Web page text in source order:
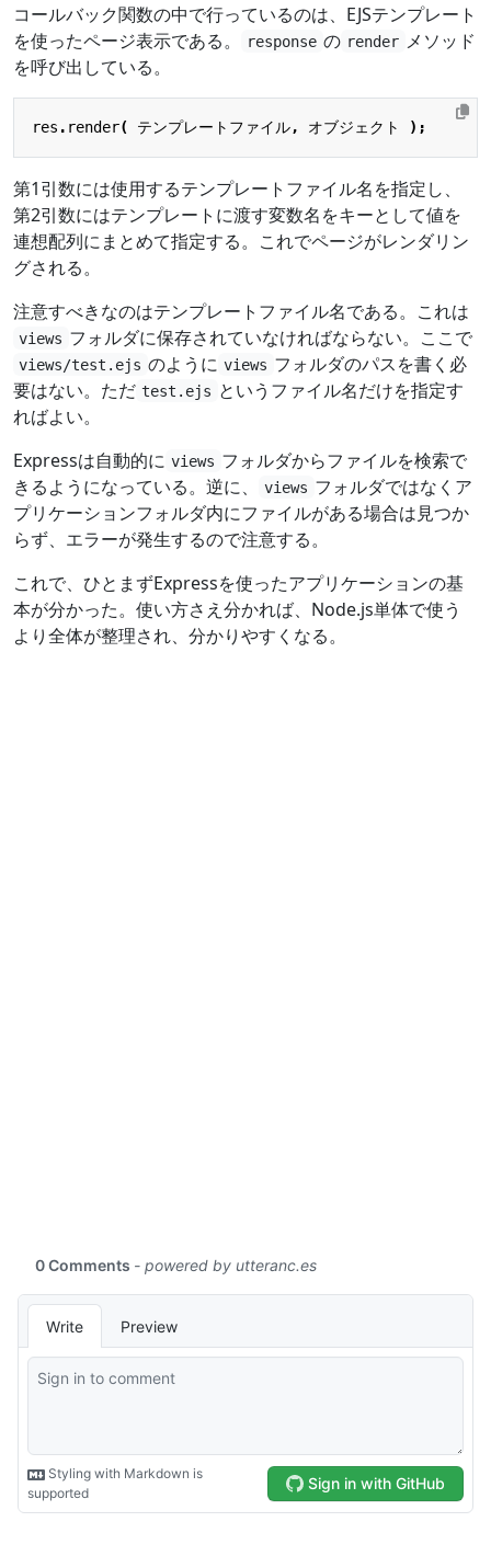
コールバック関数の中で行っているのは、EJSテンプレート
を使ったページ表示である。
response の render メソッド
を呼び出している。
res . render( テンプレートファイル, オブジェクト );
第1引数には使用するテンプレートファイル名を指定し、
第2引数にはテンプレートに渡す変数名をキーとして値を
連想配列にまとめて指定する。これでページがレンダリン
グされる。
注意すべきなのはテンプレートファイル名である。これは
views フォルダに保存されていなければならない。ここで
views/test.ejs のように views フォルダのパスを書く必
要はない。ただ test.ejs というファイル名だけを指定す
ればよい。
Expressは自動的に views フォルダからファイルを検索で
きるようになっている。逆に、
views フォルダではなくア
プリケーションフォルダ内にファイルがある場合は見つか
らず、エラーが発生するので注意する。
これで、ひとまずExpressを使ったアプリケーションの基
本が分かった。使い方さえ分かれば、Node.js単体で使う
より全体が整理され、分かりやすくなる。